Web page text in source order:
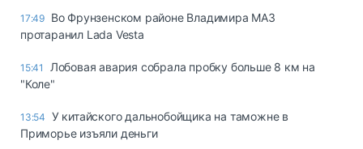
17:49 Во Фрунзенском районе Владимира МАЗ
протаранил Lada Vesta
15:41
Лобовая авария собрала пробку больше 8 км на
"Коле"
13:54 У китайского дальнобойщика на таможне в
Приморье изъяли деньги